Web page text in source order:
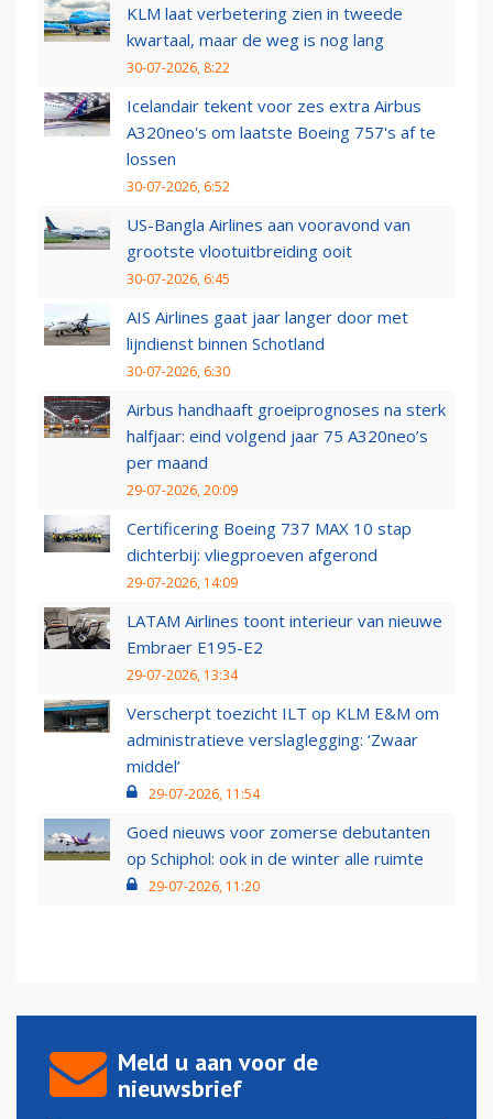
KLM laat verbetering zien in tweede
kwartaal, maar de weg is nog lang
30-07-2026, 8:22
Icelandair tekent voor zes extra Airbus
A320neo's om laatste Boeing 757's af te
lossen
30-07-2026, 6:52
US-Bangla Airlines aan vooravond van
grootste vlootuitbreiding ooit
30-07-2026, 6:45
AIS Airlines gaat jaar langer door met
lijndienst binnen Schotland
30-07-2026, 6:30
Airbus handhaaft groeiprognoses na sterk
halfjaar: eind volgend jaar 75 A320neo’s
per maand
29-07-2026, 20:09
Certificering Boeing 737 MAX 10 stap
dichterbij: vliegproeven afgerond
29-07-2026, 14:09
LATAM Airlines toont interieur van nieuwe
Embraer E195-E2
29-07-2026, 13:34
Verscherpt toezicht ILT op KLM E&M om
administratieve verslaglegging: ‘Zwaar
middel’
29-07-2026, 11:54
Goed nieuws voor zomerse debutanten
op Schiphol: ook in de winter alle ruimte
29-07-2026, 11:20
Meld u aan voor de
nieuwsbrief